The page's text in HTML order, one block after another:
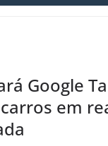
Google
em